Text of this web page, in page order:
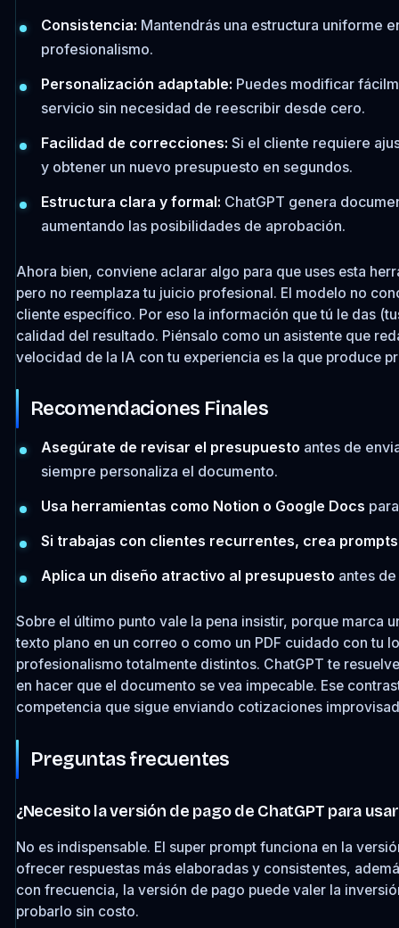
Consistencia: Mantendrás una estructura uniforme
profesionalismo.
Personalización adaptable: Puedes modificar
servicio sin necesidad de reescribir desde cero.
Facilidad de correcciones: Si el cliente requiere
y obtener un nuevo presupuesto en segundos.
Estructura clara y formal: ChatGPT genera
aumentando las posibilidades de aprobación.
Ahora bien, conviene aclarar algo para que uses esta
pero no reemplaza tu juicio profesional. El modelo no
cliente específico. Por eso la información que tú le das
calidad del resultado. Piénsalo como un asistente que
velocidad de la IA con tu experiencia es la que produce
Recomendaciones Finales
Asegúrate de revisar el presupuesto antes de
siempre personaliza el documento.
Usa herramientas como Notion o Google Docs
Si trabajas con clientes recurrentes, crea
Aplica un diseño atractivo al presupuesto antes
Sobre el último punto vale la pena insistir, porque marca
texto plano en un correo o como un PDF cuidado con tu
profesionalismo totalmente distintos. ChatGPT te
en hacer que el documento se vea impecable. Ese
competencia que sigue enviando cotizaciones
Preguntas frecuentes
¿Necesito la versión de pago de ChatGPT para
No es indispensable. El super prompt funciona en la
ofrecer respuestas más elaboradas y consistentes,
con frecuencia, la versión de pago puede valer la
probarlo sin costo.